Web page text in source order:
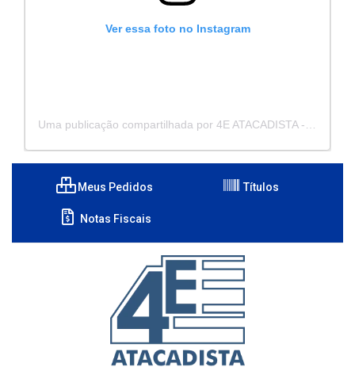
Ver essa foto no Instagram
Meus Pedidos Títulos
Notas Fiscais